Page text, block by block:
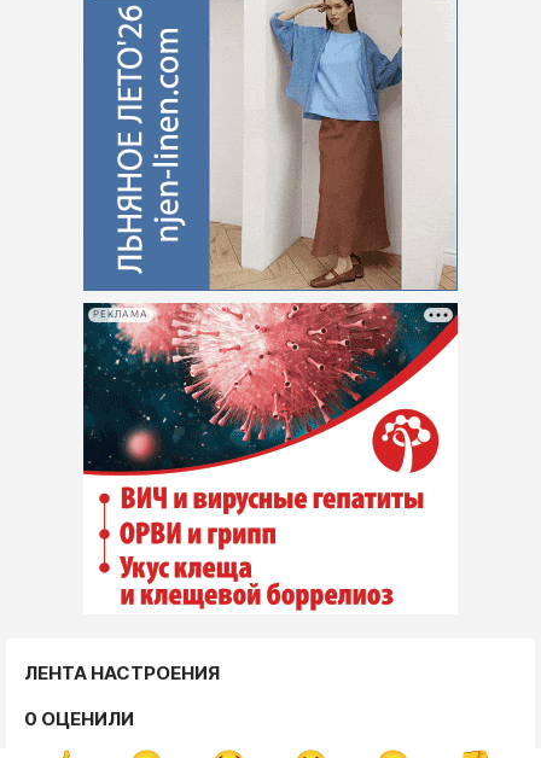
РЕКЛАМА
ЛЕНТА НАСТРОЕНИЯ
0 ОЦЕНИЛИ